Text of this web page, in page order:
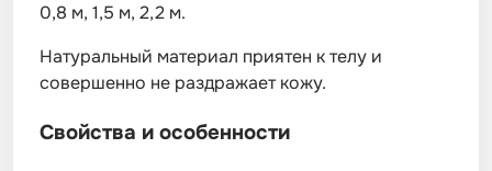
0,8 м, 1,5 м, 2,2 м.
Натуральный материал приятен к телу и
совершенно не раздражает кожу.
Свойства и особенности